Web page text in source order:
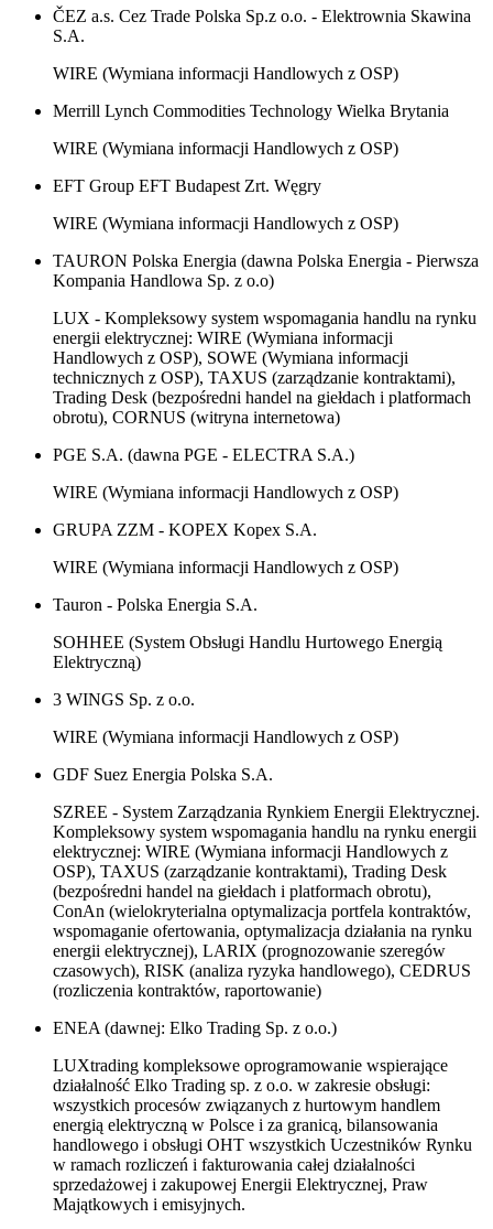
ČEZ a.s. Cez Trade Polska Sp.z o.o. - Elektrownia Skawina
S.A.
WIRE (Wymiana informacji Handlowych z OSP)
Merrill Lynch Commodities Technology Wielka Brytania
WIRE (Wymiana informacji Handlowych z OSP)
EFT Group EFT Budapest Zrt. Węgry
WIRE (Wymiana informacji Handlowych z OSP)
TAURON Polska Energia (dawna Polska Energia - Pierwsza
Kompania Handlowa Sp. z o.o)
LUX - Kompleksowy system wspomagania handlu na rynku
energii elektrycznej: WIRE (Wymiana informacji
Handlowych z OSP), SOWE (Wymiana informacji
technicznych z OSP), TAXUS (zarządzanie kontraktami),
Trading Desk (bezpośredni handel na giełdach i platformach
obrotu), CORNUS (witryna internetowa)
PGE S.A. (dawna PGE - ELECTRA S.A.)
WIRE (Wymiana informacji Handlowych z OSP)
GRUPA ZZM - KOPEX Kopex S.A.
WIRE (Wymiana informacji Handlowych z OSP)
Tauron - Polska Energia S.A.
SOHHEE (System Obsługi Handlu Hurtowego Energią
Elektryczną)
3 WINGS Sp. z o.o.
WIRE (Wymiana informacji Handlowych z OSP)
GDF Suez Energia Polska S.A.
SZREE - System Zarządzania Rynkiem Energii Elektrycznej.
Kompleksowy system wspomagania handlu na rynku energii
elektrycznej: WIRE (Wymiana informacji Handlowych z
OSP), TAXUS (zarządzanie kontraktami), Trading Desk
(bezpośredni handel na giełdach i platformach obrotu),
ConAn (wielokryterialna optymalizacja portfela kontraktów,
wspomaganie ofertowania, optymalizacja działania na rynku
energii elektrycznej), LARIX (prognozowanie szeregów
czasowych), RISK (analiza ryzyka handlowego), CEDRUS
(rozliczenia kontraktów, raportowanie)
ENEA (dawnej: Elko Trading Sp. z o.o.)
LUXtrading kompleksowe oprogramowanie wspierające
działalność Elko Trading sp. z o.o. w zakresie obsługi:
wszystkich procesów związanych z hurtowym handlem
energią elektryczną w Polsce i za granicą, bilansowania
handlowego i obsługi OHT wszystkich Uczestników Rynku
w ramach rozliczeń i fakturowania całej działalności
sprzedażowej i zakupowej Energii Elektrycznej, Praw
Majątkowych i emisyjnych.